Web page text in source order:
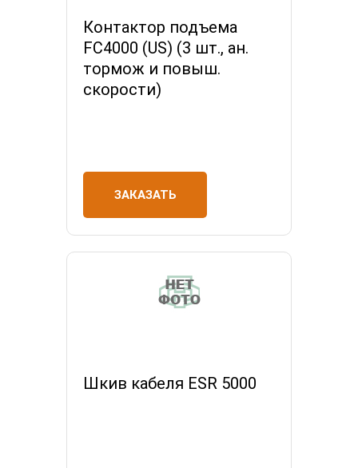
Контактор подъема
FC4000 (US) (3 шт., ан.
тормож и повыш.
скорости)
ЗАКАЗАТЬ
Шкив кабеля ESR 5000